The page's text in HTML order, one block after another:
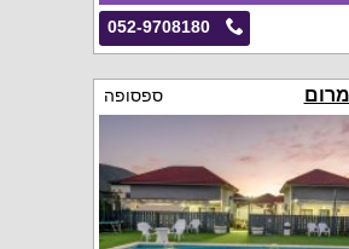
052-9708180
ספסופה